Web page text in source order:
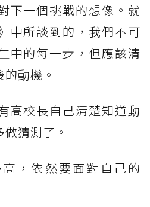
下一個挑戰的想像。就
中所談到的，我們不可
中的每一步，但應該清
動機。
高校長自己清楚知道動
猜測了。
，依然要面對自己的